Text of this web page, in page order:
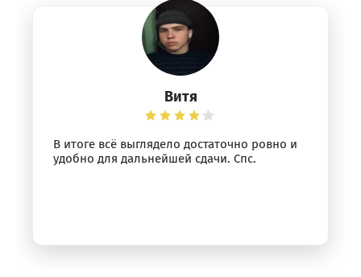
Витя
В итоге всё выглядело достаточно ровно и
удобно для дальнейшей сдачи. Спс.